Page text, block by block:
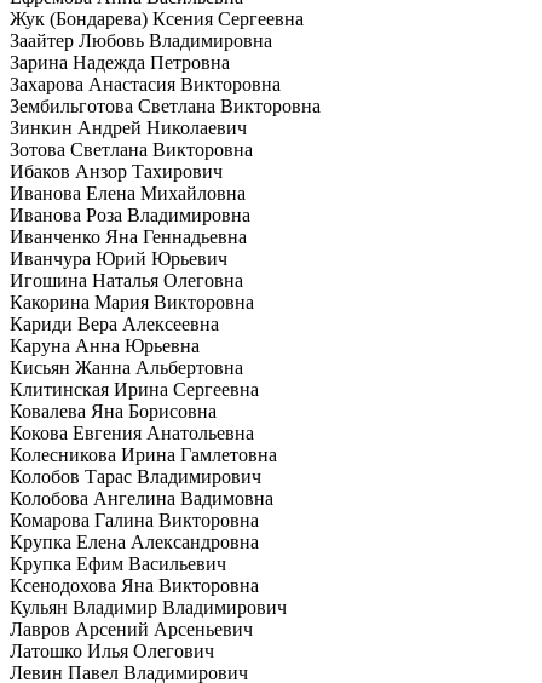
Жук (Бондарева) Ксения Сергеевна
Заайтер Любовь Владимировна
Зарина Надежда Петровна
Захарова Анастасия Викторовна
Зембильготова Светлана Викторовна
Зинкин Андрей Николаевич
Зотова Светлана Викторовна
Ибаков Анзор Тахирович
Иванова Елена Михайловна
Иванова Роза Владимировна
Иванченко Яна Геннадьевна
Иванчура Юрий Юрьевич
Игошина Наталья Олеговна
Какорина Мария Викторовна
Кариди Вера Алексеевна
Каруна Анна Юрьевна
Кисьян Жанна Альбертовна
Клитинская Ирина Сергеевна
Ковалева Яна Борисовна
Кокова Евгения Анатольевна
Колесникова Ирина Гамлетовна
Колобов Тарас Владимирович
Колобова Ангелина Вадимовна
Комарова Галина Викторовна
Крупка Елена Александровна
Крупка Ефим Васильевич
Ксенодохова Яна Викторовна
Кульян Владимир Владимирович
Лавров Арсений Арсеньевич
Латошко Илья Олегович
Левин Павел Владимирович